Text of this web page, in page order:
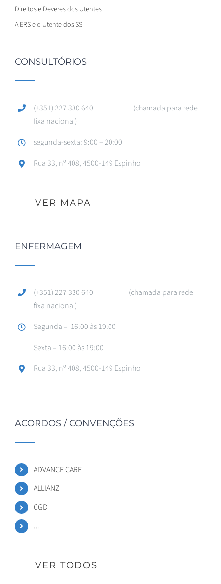
Direitos e Deveres dos Utentes
A ERS e o Utente dos SS
CONSULTÓRIOS
(+351) 227 330 640 (chamada para rede
fixa nacional)
segunda-sexta: 9:00 – 20:00
Rua 33, nº 408, 4500-149 Espinho
VER MAPA
ENFERMAGEM
(+351) 227 330 640 (chamada para rede
fixa nacional)
Segunda – 16:00 às 19:00
Sexta – 16:00 às 19:00
Rua 33, nº 408, 4500-149 Espinho
ACORDOS / CONVENÇÕES
ADVANCE CARE
ALLIANZ
CGD
...
VER TODOS